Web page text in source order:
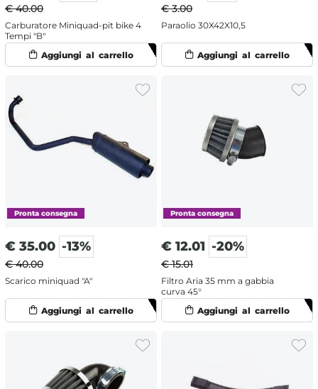
€ 40.00
Carburatore Miniquad-pit bike 4
Tempi "B"
€ 3.00
Paraolio 30X42X10,5
€ 35.00 -13%
€ 40.00
Scarico miniquad "A"
€ 12.01 -20%
€ 15.01
Filtro Aria 35 mm a gabbia
curva 45°